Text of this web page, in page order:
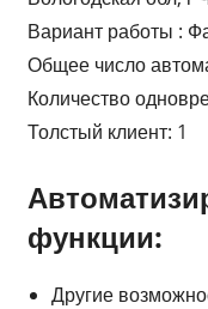
Вариант работы :
Общее число
Количество
Толстый клиент: 1
функции:
Другие